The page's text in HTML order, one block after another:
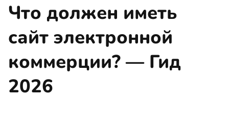
Что должен иметь
сайт электронной
коммерции? — Гид
2026